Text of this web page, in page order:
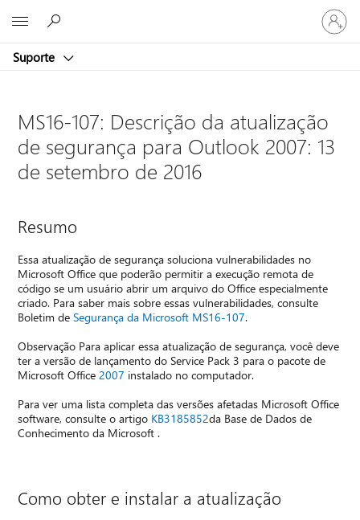
Suporte
Entre
em
sua
MS16-107: Descrição da atualização
de segurança para Outlook 2007: 13
de setembro de 2016
Resumo
Essa atualização de segurança soluciona vulnerabilidades no
Microsoft Office que poderão permitir a execução remota de
código se um usuário abrir um arquivo do Office especialmente
criado. Para saber mais sobre essas vulnerabilidades, consulte
Boletim deSegurança da Microsoft MS16-107.
Observação Para aplicar essa atualização de segurança, você deve
ter a versão de lançamento do Service Pack 3 para o pacote de
Microsoft Office2007 instalado no computador.
Para ver uma lista completa das versões afetadas Microsoft Office
software, consulte o artigo KB3185852da Base de Dados de
Conhecimento da Microsoft .
Como obter e instalar a atualização